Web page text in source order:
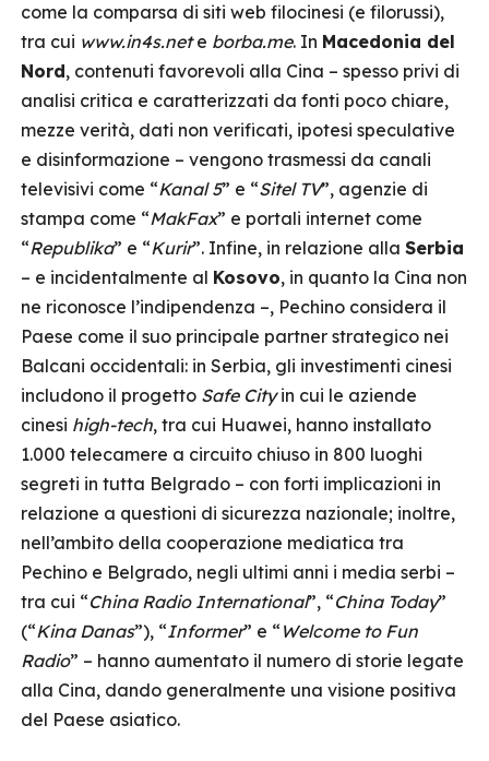
come la comparsa di siti web filocinesi (e filorussi),
tra cui www.in4s.nete borba.me. In Macedonia del
Nord, contenuti favorevoli alla Cina – spesso privi di
analisi critica e caratterizzati da fonti poco chiare,
mezze verità, dati non verificati, ipotesi speculative
e disinformazione – vengono trasmessi da canali
televisivi come “Kanal 5” e “Sitel TV”, agenzie di
stampa come “MakFax” e portali internet come
“Republika” e “Kurir”. Infine, in relazione alla Serbia
– e incidentalmente al Kosovo, in quanto la Cina non
ne riconosce l’indipendenza –, Pechino considera il
Paese come il suo principale partner strategico nei
Balcani occidentali: in Serbia, gli investimenti cinesi
includono il progetto Safe Cityin cui le aziende
cinesi high-tech, tra cui Huawei, hanno installato
1.000 telecamere a circuito chiuso in 800 luoghi
segreti in tutta Belgrado – con forti implicazioni in
relazione a questioni di sicurezza nazionale; inoltre,
nell’ambito della cooperazione mediatica tra
Pechino e Belgrado, negli ultimi anni i media serbi –
tra cui “China Radio International”, “China Today”
(“Kina Danas”), “Informer” e “ Welcome to Fun
Radio” – hanno aumentato il numero di storie legate
alla Cina, dando generalmente una visione positiva
del Paese asiatico.